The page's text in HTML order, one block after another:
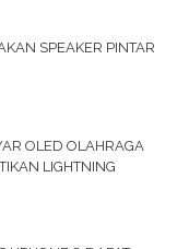
SPEAKER PINTAR
OLED OLAHRAGA
LIGHTNING